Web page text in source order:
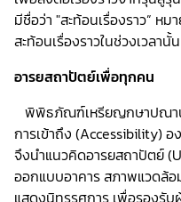
มีชื่อว่า "สะท้อนเรื่องราว”
สะท้อนเรื่องราวในช่วงเวลานั้น
อารยสถาปัตย์เพื่อทุกคน
พิพิธภัณฑ์เหรียญกษาปณา
การเข้าถึง (Accessibility)
จึงนำแนวคิดอารยสถาปัตย์
ออกแบบอาคาร สภาพแวดล้อ